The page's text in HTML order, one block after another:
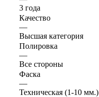
3 года
Качество
—
Высшая категория
Полировка
—
Все стороны
Фаска
—
Техническая (1-10 мм.)